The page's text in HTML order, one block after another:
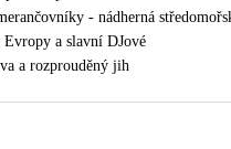
- nádherná
a slavní DJové
a rozprouděný jih